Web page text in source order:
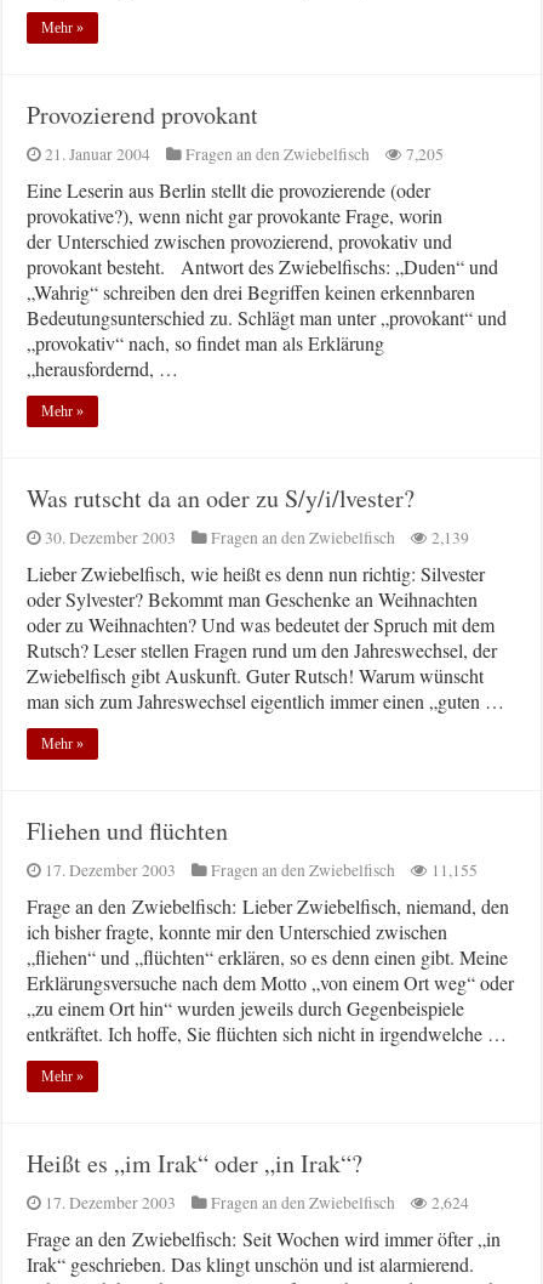
Mehr »
Provozierend provokant
21. Januar 2004 Fragen an den Zwiebelfisch 7,205
Eine Leserin aus Berlin stellt die provozierende (oder
provokative?), wenn nicht gar provokante Frage, worin
der Unterschied zwischen provozierend, provokativ und
provokant besteht. Antwort des Zwiebelfischs: „Duden“ und
„Wahrig“ schreiben den drei Begriffen keinen erkennbaren
Bedeutungsunterschied zu. Schlägt man unter „provokant“ und
„provokativ“ nach, so findet man als Erklärung
„herausfordernd, …
Mehr »
Was rutscht da an oder zu S/y/i/lvester?
30. Dezember 2003 Fragen an den Zwiebelfisch 2,139
Lieber Zwiebelfisch, wie heißt es denn nun richtig: Silvester
oder Sylvester? Bekommt man Geschenke an Weihnachten
oder zu Weihnachten? Und was bedeutet der Spruch mit dem
Rutsch? Leser stellen Fragen rund um den Jahreswechsel, der
Zwiebelfisch gibt Auskunft. Guter Rutsch! Warum wünscht
man sich zum Jahreswechsel eigentlich immer einen „guten …
Mehr »
Fliehen und flüchten
17. Dezember 2003 Fragen an den Zwiebelfisch 11,155
Frage an den Zwiebelfisch: Lieber Zwiebelfisch, niemand, den
ich bisher fragte, konnte mir den Unterschied zwischen
„fliehen“ und „flüchten“ erklären, so es denn einen gibt. Meine
Erklärungsversuche nach dem Motto „von einem Ort weg“ oder
„zu einem Ort hin“ wurden jeweils durch Gegenbeispiele
entkräftet. Ich hoffe, Sie flüchten sich nicht in irgendwelche …
Mehr »
Heißt es „im Irak“ oder „in Irak“?
17. Dezember 2003 Fragen an den Zwiebelfisch 2,624
Frage an den Zwiebelfisch: Seit Wochen wird immer öfter „in
Irak“ geschrieben. Das klingt unschön und ist alarmierend.